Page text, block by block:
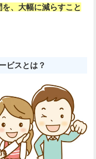
、大幅に減らすこと
ビスとは？